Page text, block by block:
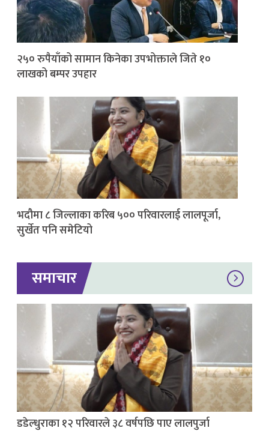
२५० रुपैयाँको सामान किनेका उपभोक्ताले जिते १०
लाखको बम्पर उपहार
भदौमा ८ जिल्लाका करिब ५०० परिवारलाई लालपूर्जा,
सुर्खेत पनि समेटियो
समाचार
डडेल्धुराका १२ परिवारले ३८ वर्षपछि पाए लालपुर्जा